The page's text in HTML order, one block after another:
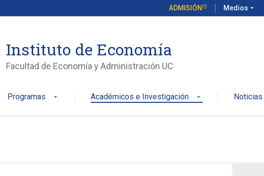
ADMISIÓN Medios arrow_drop_down
Instituto de Economía
Facultad de Economía y Administración UC
Programas arrow_drop_down Académicos e Investigación arrow_drop_down Noticias